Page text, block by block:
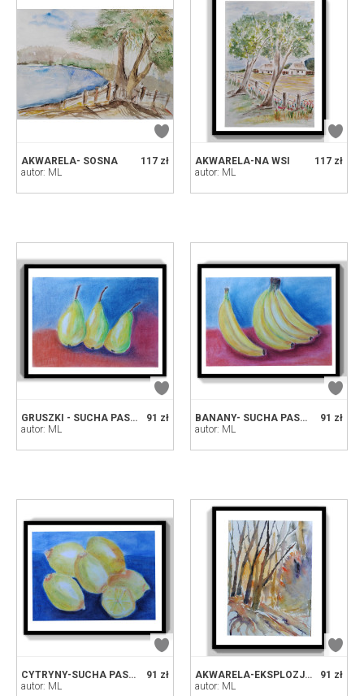
117 zł
AKWARELA- SOSNA
autor: ML
117 zł
AKWARELA-NA WSI
autor: ML
91 zł
GRUSZKI - SUCHA PASTEL
autor: ML
91 zł
BANANY- SUCHA PASTEL
autor: ML
91 zł
CYTRYNY-SUCHA PASTEL
autor: ML
91 zł
AKWARELA-EKSPLOZJA W LESIE
autor: ML